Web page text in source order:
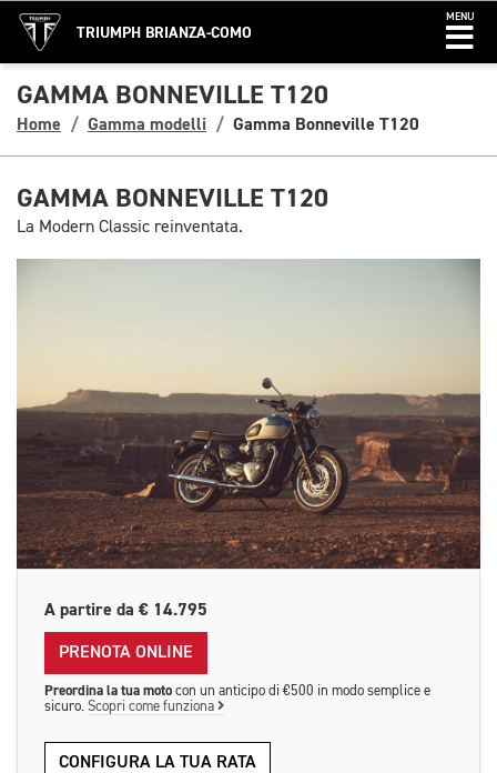
TRIUMPH BRIANZA-COMO
MENU
GAMMA BONNEVILLE T120
Home Gamma modelli Gamma Bonneville T120
GAMMA BONNEVILLE T120
La Modern Classic reinventata.
A partire da € 14.795
PRENOTA ONLINE
Preordina la tua moto con un anticipo di €500 in modo semplice e
sicuro. Scopri come funziona
CONFIGURA LA TUA RATA